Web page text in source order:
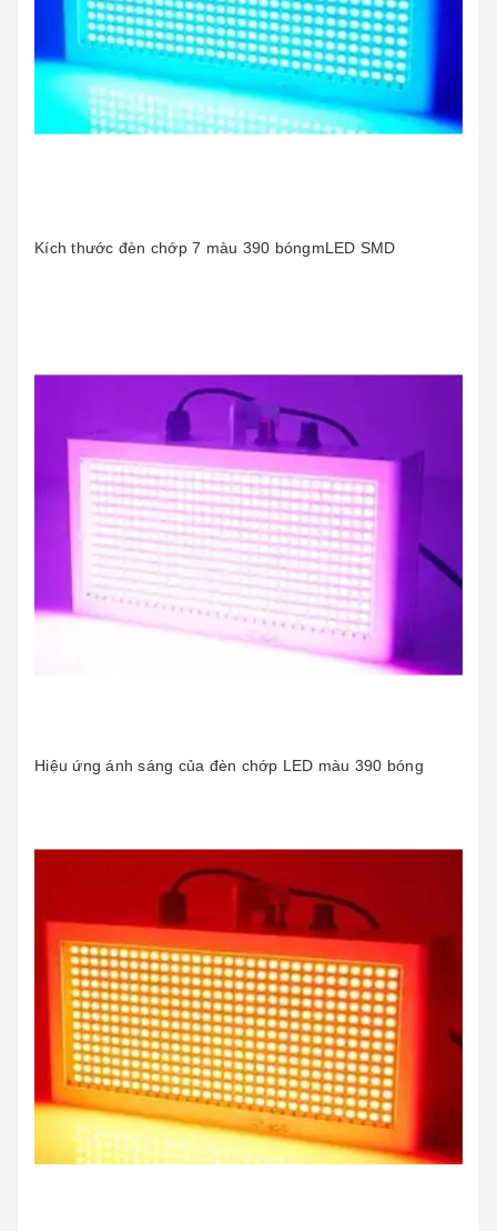
Kích thước đèn chớp 7 màu 390 bóngmLED SMD
Hiệu ứng ánh sáng của đèn chớp LED màu 390 bóng